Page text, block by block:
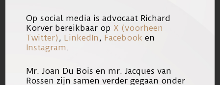
Noord-Hollands Dagblad wilt lezen.
In eenartikel
zedendelinquent Michael P. centraal.
Op social media is advocaat Richard
Korver bereikbaar op X (voorheen
Twitter) , LinkedIn , Facebook en
Instagram .
Mr. Joan Du Bois en mr. Jacques van
Rossen zijn samen verder gegaan onder